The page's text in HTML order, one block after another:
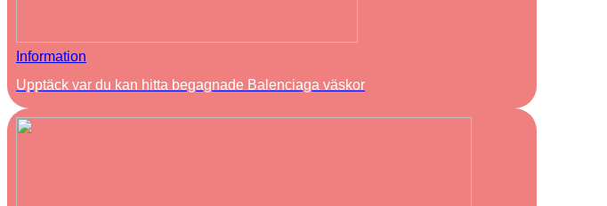
Information
Upptäck var du kan hitta begagnade Balenciaga väskor